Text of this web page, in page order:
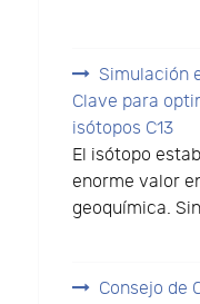
Simulación
Clave para
isótopos C13
El isótopo
enorme valor
geoquímica.
Consejo de